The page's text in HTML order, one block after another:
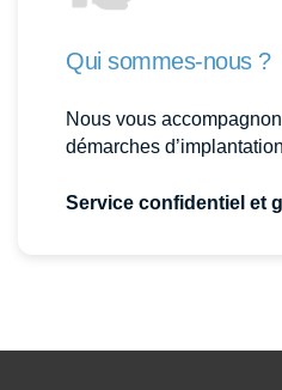
Qui sommes-nous ?
Nous vous
démarches d’implantation
Service confidentiel et